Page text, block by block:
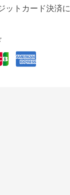
ットカード決済に